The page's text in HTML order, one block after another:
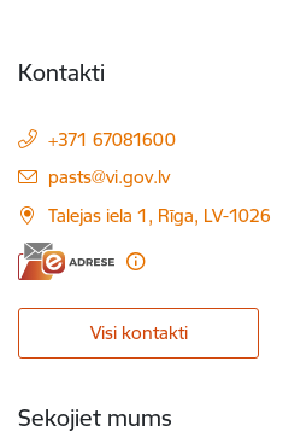
Kontakti
+371 67081600
E-pasts:
pasts@vi.gov.lv
Talejas iela 1, Rīga, LV-1026
Visi kontakti
Sekojiet mums